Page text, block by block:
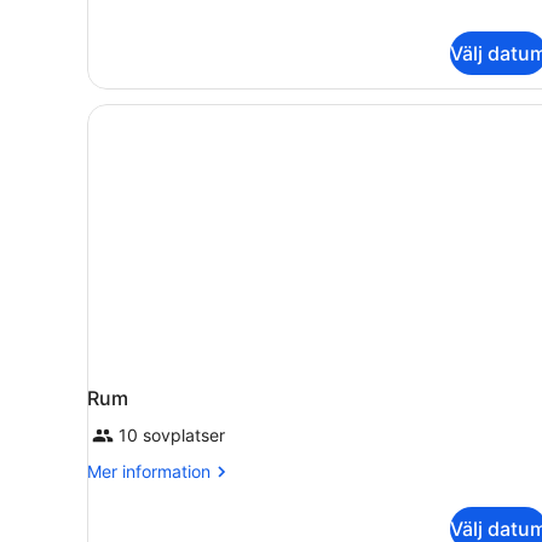
Välj
Rum
10 sovplatser
Mer information
Mer
Välj